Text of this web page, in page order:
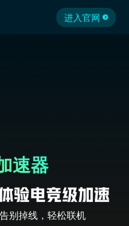
进入官网
速器
别掉线，轻松联机